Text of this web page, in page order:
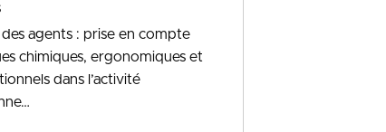
agents : prise en compte
chimiques, ergonomiques et
dans l’activité